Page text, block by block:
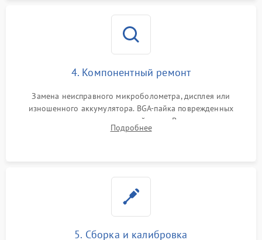
4. Компонентный ремонт
Замена неисправного микроболометра, дисплея или
изношенного аккумулятора. BGA-пайка поврежденных
контроллеров на материнской плате. Восстановление
разъемов и кнопок, замена поврежденных элементов
Подробнее
5. Сборка и калибровка